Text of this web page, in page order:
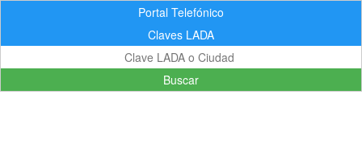
Portal Telefónico
Claves LADA
Buscar